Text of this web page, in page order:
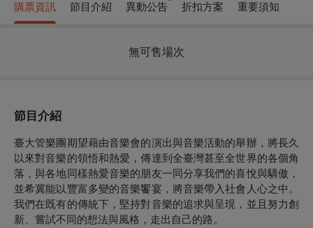
購票資訊 節目介紹 異動公告 折扣方案 重要須知
無可售場次
節目介紹
臺大管樂團期望藉由音樂會的演出與音樂活動的舉辦，將長久
以來對音樂的領悟和熱愛，傳達到全臺灣甚至全世界的各個角
落，與各地同樣熱愛音樂的朋友一同分享我們的喜悅與驕傲，
並希冀能以豐富多變的音樂饗宴，將音樂帶入社會人心之中。
我們在既有的傳統下，堅持對音樂的追求與呈現，並且努力創
新、嘗試不同的想法與風格，走出自己的路。